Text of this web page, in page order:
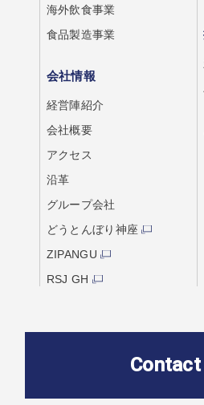
海外飲食事業
食品製造事業
会社情報
経営陣紹介
会社概要
アクセス
沿革
グループ会社
どうとんぼり神座
ZIPANGU
RSJ GH